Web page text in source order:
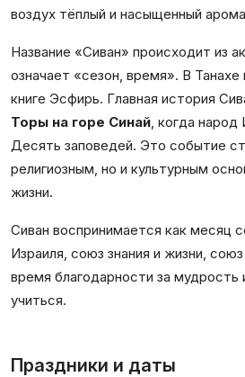
Места и организации
воздух тёплый и насыщенный
Название «Сиван» происходит из
означает «сезон, время». В
книге Эсфирь. Главная история
Торы на горе Синай , когда
Десять заповедей. Это событие
религиозным, но и культурным
жизни.
Сиван воспринимается как месяц
Израиля, союз знания и жизни,
время благодарности за мудрость
учиться.
Праздники и даты